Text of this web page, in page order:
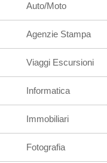
Auto/Moto
Agenzie Stampa
Viaggi Escursioni
Informatica
Immobiliari
Fotografia